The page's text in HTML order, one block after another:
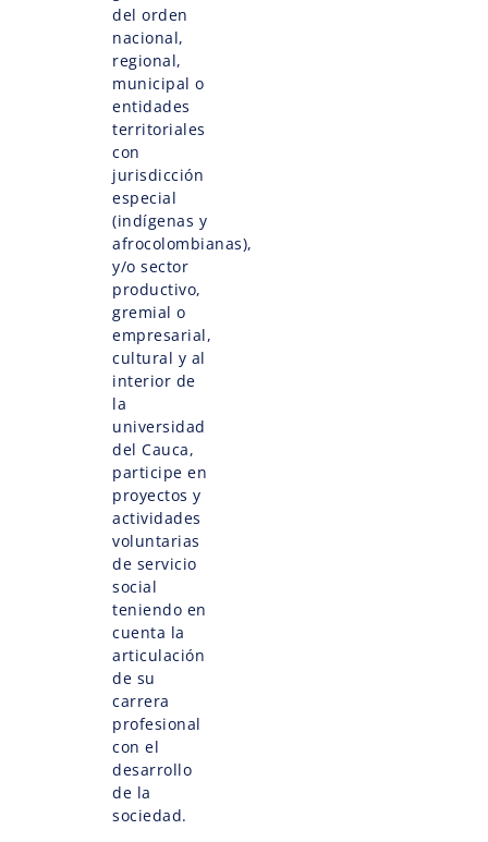
del orden
nacional,
regional,
municipal o
entidades
territoriales
con
jurisdicción
especial
(indígenas y
afrocolombianas),
y/o sector
productivo,
gremial o
empresarial,
cultural y al
interior de
la
universidad
del Cauca,
participe en
proyectos y
actividades
voluntarias
de servicio
social
teniendo en
cuenta la
articulación
de su
carrera
profesional
con el
desarrollo
de la
sociedad.